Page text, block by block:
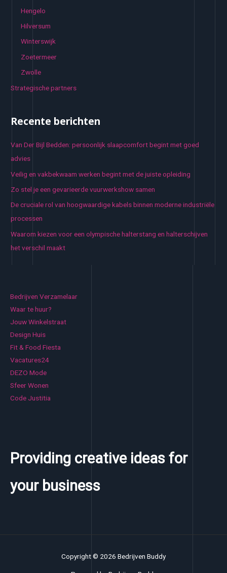
Hengelo
Hilversum
Winterswijk
Zoetermeer
Zwolle
Strategische partners
Recente berichten
Van Der Bijl Bedden: persoonlijk slaapcomfort begint met goed
advies
Veilig en vakbekwaam werken begint met de juiste opleiding
Zo stel je een gevarieerde vuurwerkshow samen
De cruciale rol van hoogwaardige kabels binnen moderne industriële
processen
Waarom kiezen voor een olympische halterstang en halterschijven
het verschil maakt
Bedrijven Verzamelaar
Waar te huur?
Jouw Winkelstraat
Design Huis
Fit & Food Fiesta
Vacatures24
DEZO Mode
Sfeer Wonen
Code Justitia
Providing creative ideas for
your business
Copyright © 2026 Bedrijven Buddy